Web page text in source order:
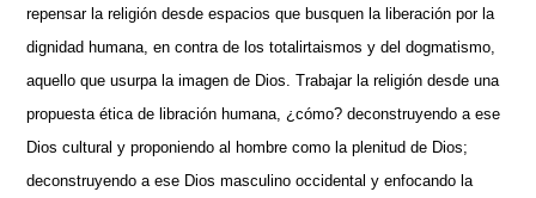
repensar la religión desde espacios que busquen la liberación por la
dignidad humana, en contra de los totalirtaismos y del dogmatismo,
aquello que usurpa la imagen de Dios. Trabajar la religión desde una
propuesta ética de libración humana, ¿cómo? deconstruyendo a ese
Dios cultural y proponiendo al hombre como la plenitud de Dios;
deconstruyendo a ese Dios masculino occidental y enfocando la